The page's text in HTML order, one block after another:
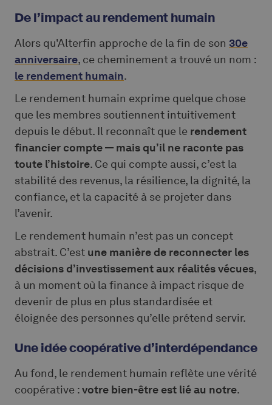
De l’impact au rendement humain
Alors qu'Alterfin approche de la fin de son 30e
anniversaire, ce cheminement a trouvé un nom :
le rendement humain.
Le rendement humain exprime quelque chose
que les membres soutiennent intuitivement
depuis le début. Il reconnaît que le rendement
financier compte — mais qu’il ne raconte pas
toute l’histoire. Ce qui compte aussi, c’est la
stabilité des revenus, la résilience, la dignité, la
confiance, et la capacité à se projeter dans
l’avenir.
Le rendement humain n’est pas un concept
abstrait. C’est une manière de reconnecter les
décisions d’investissement aux réalités vécues,
à un moment où la finance à impact risque de
devenir de plus en plus standardisée et
éloignée des personnes qu’elle prétend servir.
Une idée coopérative d’interdépendance
Au fond, le rendement humain reflète une vérité
coopérative :votre bien-être est lié au notre.